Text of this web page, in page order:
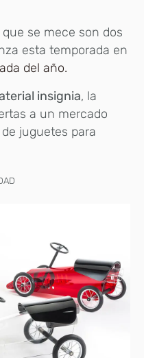
que se mece son dos
esta temporada en
del año.
insignia, la
a un mercado
juguetes para